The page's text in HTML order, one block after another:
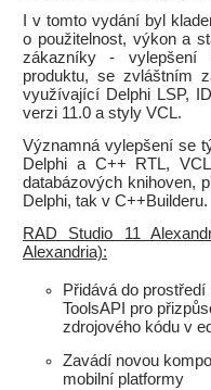
I v tomto vydání byl
o použitelnost, výkon a
zákazníky - vylepšení
produktu, se zvláštním
využívající Delphi LSP,
verzi 11.0 a styly VCL.
Významná vylepšení se
Delphi a C++ RTL,
databázových knihoven,
Delphi, tak v C++Builderu.
RAD Studio 11
Alexandria):
Přidává do
ToolsAPI pro
zdrojového kódu v
Zavádí novou
mobilní platformy